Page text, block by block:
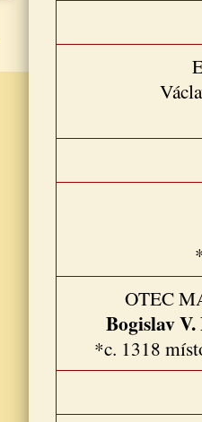
OTEC
Bogislav
*c. 1318